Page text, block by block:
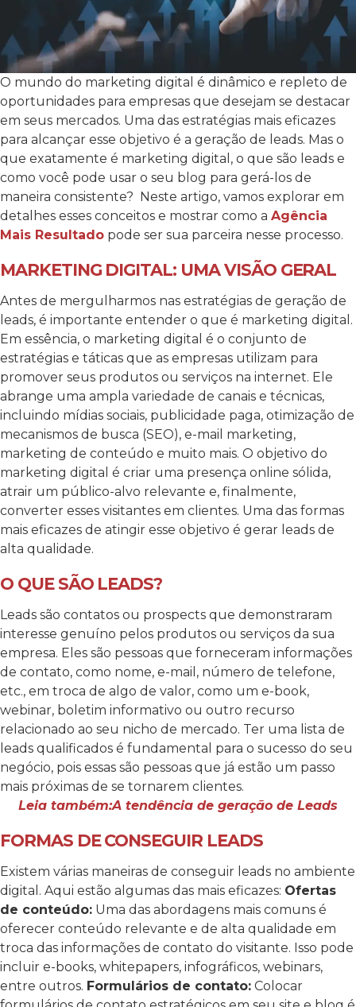
O mundo do marketing digital é dinâmico e repleto de
oportunidades para empresas que desejam se destacar
em seus mercados. Uma das estratégias mais eficazes
para alcançar esse objetivo é a geração de leads. Mas o
que exatamente é marketing digital, o que são leads e
como você pode usar o seu blog para gerá-los de
maneira consistente?
Neste artigo, vamos explorar em
detalhes esses conceitos e mostrar como a Agência
Mais Resultado pode ser sua parceira nesse processo.
MARKETING DIGITAL: UMA VISÃO GERAL
Antes de mergulharmos nas estratégias de geração de
leads, é importante entender o que é marketing digital.
Em essência, o marketing digital é o conjunto de
estratégias e táticas que as empresas utilizam para
promover seus produtos ou serviços na internet. Ele
abrange uma ampla variedade de canais e técnicas,
incluindo mídias sociais, publicidade paga, otimização de
mecanismos de busca (SEO), e-mail marketing,
marketing de conteúdo e muito mais. O objetivo do
marketing digital é criar uma presença online sólida,
atrair um público-alvo relevante e, finalmente,
converter esses visitantes em clientes. Uma das formas
mais eficazes de atingir esse objetivo é gerar leads de
alta qualidade.
O QUE SÃO LEADS?
Leads são contatos ou prospects que demonstraram
interesse genuíno pelos produtos ou serviços da sua
empresa. Eles são pessoas que forneceram informações
de contato, como nome, e-mail, número de telefone,
etc., em troca de algo de valor, como um e-book,
webinar, boletim informativo ou outro recurso
relacionado ao seu nicho de mercado. Ter uma lista de
leads qualificados é fundamental para o sucesso do seu
negócio, pois essas são pessoas que já estão um passo
mais próximas de se tornarem clientes.
Leia também:A tendência de geração de Leads
FORMAS DE CONSEGUIR LEADS
Existem várias maneiras de conseguir leads no ambiente
digital. Aqui estão algumas das mais eficazes: Ofertas
de conteúdo: Uma das abordagens mais comuns é
oferecer conteúdo relevante e de alta qualidade em
troca das informações de contato do visitante. Isso pode
incluir e-books, whitepapers, infográficos, webinars,
entre outros. Formulários de contato: Colocar